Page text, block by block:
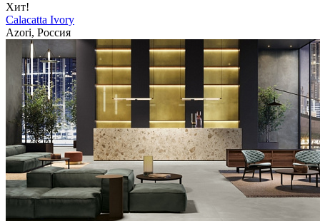
Хит!
Calacatta Ivory
Azori, Россия